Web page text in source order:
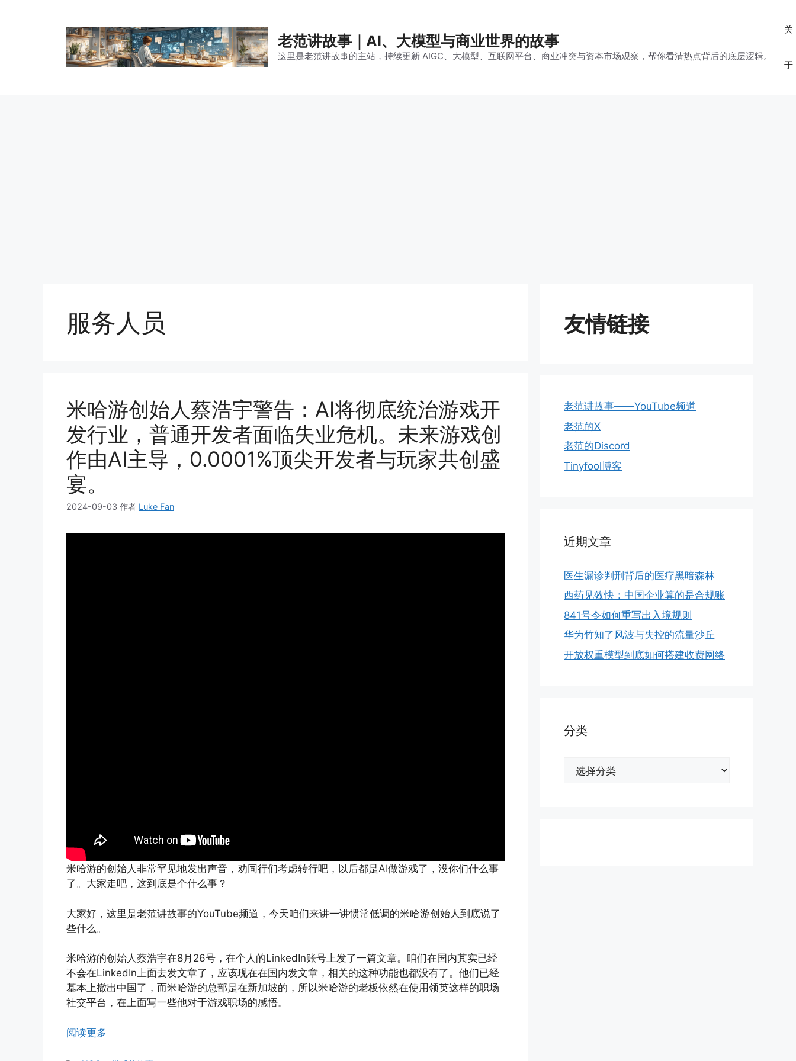
老范讲故事｜AI、大模型与商业世界的故事
这里是老范讲故事的主站，持续更新 AIGC、大模型、互联网平台、商业冲突与资本市场观察，帮你看清热点背后的底层逻辑。
关
于
服务人员
米哈游创始人蔡浩宇警告：AI将彻底统治游戏开
发行业，普通开发者面临失业危机。未来游戏创
作由AI主导，0.0001%顶尖开发者与玩家共创盛
宴。
2024-09-03 作者 Luke Fan
米哈游的创始人非常罕见地发出声音，劝同行们考虑转行吧，以后都是AI做游戏了，没你们什么事
了。大家走吧，这到底是个什么事？
大家好，这里是老范讲故事的YouTube频道，今天咱们来讲一讲惯常低调的米哈游创始人到底说了
些什么。
米哈游的创始人蔡浩宇在8月26号，在个人的LinkedIn账号上发了一篇文章。咱们在国内其实已经
不会在LinkedIn上面去发文章了，应该现在在国内发文章，相关的这种功能也都没有了。他们已经
基本上撤出中国了，而米哈游的总部是在新加坡的，所以米哈游的老板依然在使用领英这样的职场
社交平台，在上面写一些他对于游戏职场的感悟。
阅读更多
友情链接
老范讲故事——YouTube频道
老范的X
老范的Discord
Tinyfool博客
近期文章
医生漏诊判刑背后的医疗黑暗森林
西药见效快：中国企业算的是合规账
841号令如何重写出入境规则
华为竹知了风波与失控的流量沙丘
开放权重模型到底如何搭建收费网络
分类